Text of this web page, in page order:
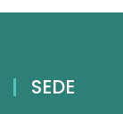
SEDE